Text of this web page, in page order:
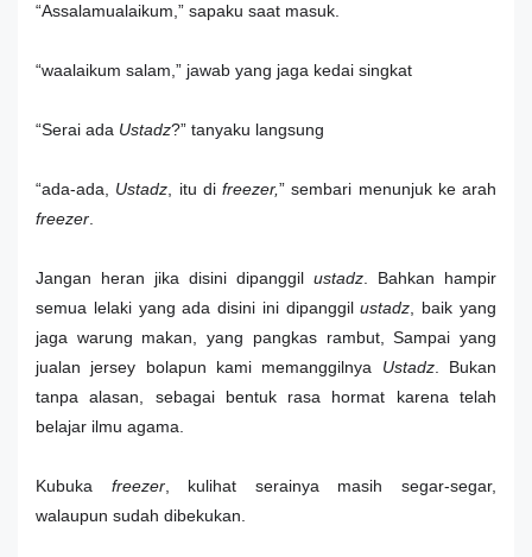
“Assalamualaikum,” sapaku saat masuk.
“waalaikum salam,” jawab yang jaga kedai singkat
“Serai ada Ustadz?” tanyaku langsung
“ada-ada, Ustadz , itu di freezer,” sembari menunjuk ke arah
freezer
Jangan heran jika disini dipanggil ustadz . Bahkan hampir
semua lelaki yang ada disini ini dipanggilustadz , baik yang
jaga warung makan, yang pangkas rambut, Sampai yang
jualan jersey bolapun kami memanggilnya Ustadz. Bukan
tanpa alasan, sebagai bentuk rasa hormat karena telah
belajar ilmu agama.
Kubuka freezer, kulihat serainya masih segar-segar,
walaupun sudah dibekukan.